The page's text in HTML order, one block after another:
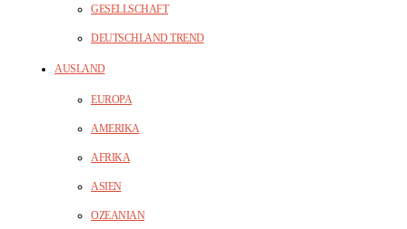
GESELLSCHAFT
DEUTSCHLAND TREND
AUSLAND
EUROPA
AMERIKA
AFRIKA
ASIEN
OZEANIAN